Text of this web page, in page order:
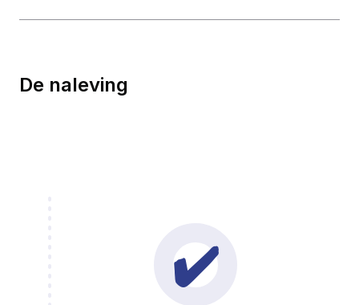
De naleving
✔️